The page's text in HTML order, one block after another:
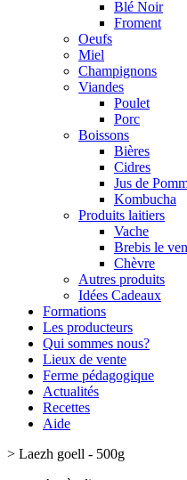
Blé Noir
Froment
Oeufs
Miel
Champignons
Viandes
Poulet
Porc
Boissons
Bières
Cidres
Jus de
Kombucha
Produits laitiers
Vache
Brebis le
Chèvre
Autres produits
Idées Cadeaux
Formations
Les producteurs
Qui sommes nous?
Lieux de vente
Ferme pédagogique
Actualités
Recettes
Aide
> Laezh goell - 500g